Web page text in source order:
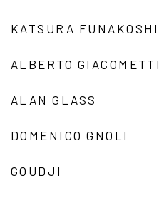
KATSURA FUNAKOSHI
ALBERTO GIACOMETTI
ALAN GLASS
DOMENICO GNOLI
GOUDJI